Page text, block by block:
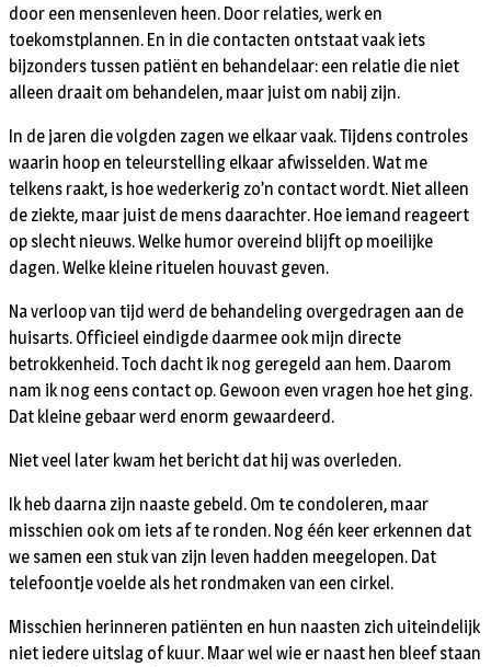
door een mensenleven heen. Door relaties, werk en
toekomstplannen. En in die contacten ontstaat vaak iets
bijzonders tussen patiënt en behandelaar: een relatie die niet
alleen draait om behandelen, maar juist om nabij zijn.
In de jaren die volgden zagen we elkaar vaak. Tijdens controles
waarin hoop en teleurstelling elkaar afwisselden. Wat me
telkens raakt, is hoe wederkerig zo’n contact wordt. Niet alleen
de ziekte, maar juist de mens daarachter. Hoe iemand reageert
op slecht nieuws. Welke humor overeind blijft op moeilijke
dagen. Welke kleine rituelen houvast geven.
Na verloop van tijd werd de behandeling overgedragen aan de
huisarts. Officieel eindigde daarmee ook mijn directe
betrokkenheid. Toch dacht ik nog geregeld aan hem. Daarom
nam ik nog eens contact op. Gewoon even vragen hoe het ging.
Dat kleine gebaar werd enorm gewaardeerd.
Niet veel later kwam het bericht dat hij was overleden.
Ik heb daarna zijn naaste gebeld. Om te condoleren, maar
misschien ook om iets af te ronden. Nog één keer erkennen dat
we samen een stuk van zijn leven hadden meegelopen. Dat
telefoontje voelde als het rondmaken van een cirkel.
Misschien herinneren patiënten en hun naasten zich uiteindelijk
niet iedere uitslag of kuur. Maar wel wie er naast hen bleef staan